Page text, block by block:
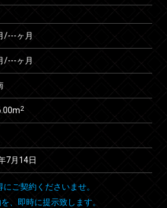
/---ヶ月
/---ヶ月
2
7月14日
ご契約くださいませ。
、即時に提示致します。